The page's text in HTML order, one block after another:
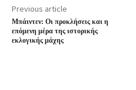
Previous article
Μπάιντεν: Οι προκλήσεις και η
επόμενη μέρα της ιστορικής
εκλογικής μάχης